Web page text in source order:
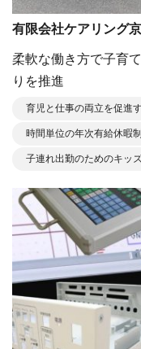
有限会社ケアリング
柔軟な働き方で子育
りを推進
育児と仕事の両立を促進
時間単位の年次有給休暇
子連れ出勤のためのキッ